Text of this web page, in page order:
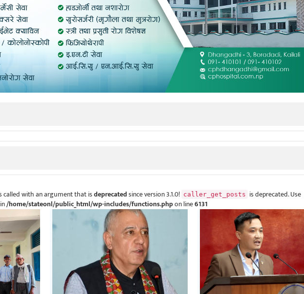
called with an argument that isdeprecatedsince version 3.1.0! caller_get_posts is deprecated. Use
/home/stateonl/public_html/wp-includes/functions.phpon line6131